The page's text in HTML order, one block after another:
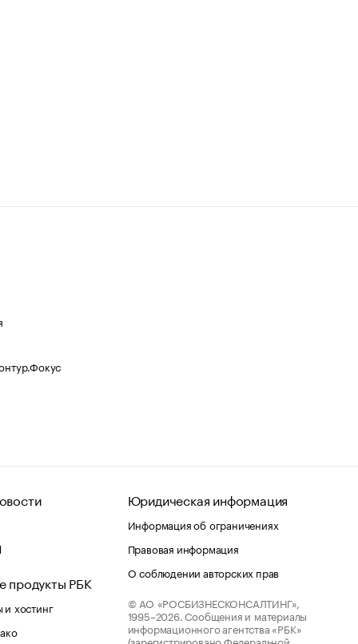
продукты РБК
хостинг
Юридическая информация
Информация об ограничениях
Правовая информация
О соблюдении авторских прав
© АО «РОСБИЗНЕСКОНСАЛТИНГ»,
1995–2026. Сообщения и материалы
информационного агентства «РБК»
(зарегистрировано Федеральной